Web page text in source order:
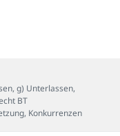
,g) Unterlassen,
BT
, Konkurrenzen